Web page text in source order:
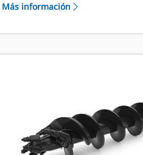
Más información